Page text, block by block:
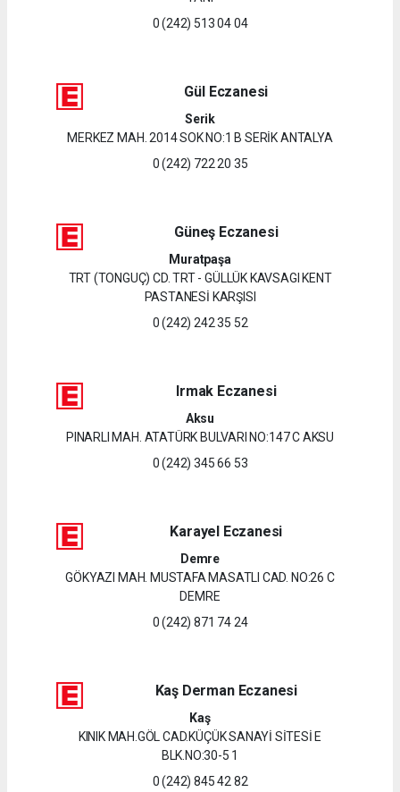
0 (242) 513 04 04
Gül Eczanesi
Serik
MERKEZ MAH. 2014 SOK NO:1 B SERİK ANTALYA
0 (242) 722 20 35
Güneş Eczanesi
Muratpaşa
TRT (TONGUÇ) CD. TRT - GÜLLÜK KAVSAGI KENT
PASTANESİ KARŞISI
0 (242) 242 35 52
Irmak Eczanesi
Aksu
PINARLI MAH. ATATÜRK BULVARI NO:147 C AKSU
0 (242) 345 66 53
Karayel Eczanesi
Demre
GÖKYAZI MAH. MUSTAFA MASATLI CAD. NO:26 C
DEMRE
0 (242) 871 74 24
Kaş Derman Eczanesi
Kaş
KINIK MAH.GÖL CAD.KÜÇÜK SANAYİ SİTESİ E
BLK.NO:30-5 1
0 (242) 845 42 82